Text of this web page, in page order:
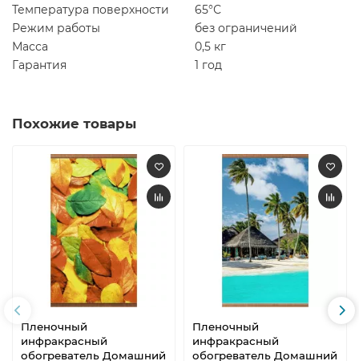
Температура поверхности 65°С
Режим работы
без ограничений
Масса
0,5 кг
Гарантия
1 год
Похожие товары
Пленочный
инфракрасный
обогреватель Домашний
Пленочный
инфракрасный
обогреватель Домашний